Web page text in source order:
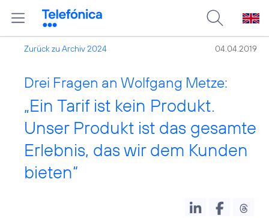
Zurück zu Archiv 2024 04.04.2019
Drei Fragen an Wolfgang Metze:
„Ein Tarif ist kein Produkt.
Unser Produkt ist das gesamte
Erlebnis, das wir dem Kunden
bieten“